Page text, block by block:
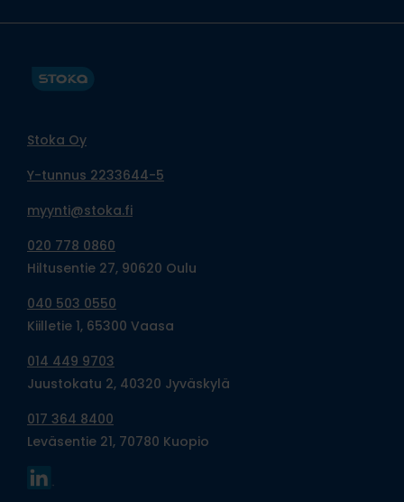
Stoka Oy
Y-tunnus 2233644-5
myynti@stoka.fi
020 778 0860
Hiltusentie 27, 90620 Oulu
040 503 0550
Kiilletie 1, 65300 Vaasa
014 449 9703
Juustokatu 2, 40320 Jyväskylä
017 364 8400
Leväsentie 21, 70780 Kuopio